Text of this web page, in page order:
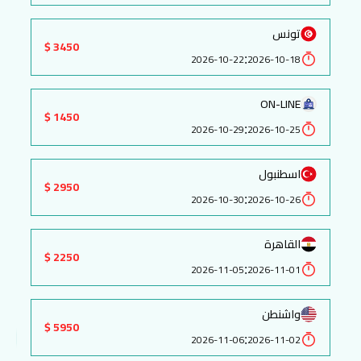
تونس
2026-10-18
:
2026-10-22
3450 $
ON-LINE
2026-10-25
:
2026-10-29
1450 $
اسطنبول
2026-10-26
:
2026-10-30
2950 $
القاهرة
2026-11-01
:
2026-11-05
2250 $
واشنطن
2026-11-02
:
2026-11-06
5950 $